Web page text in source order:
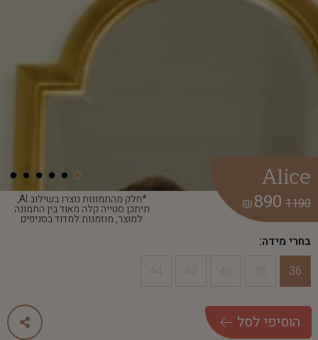
*חלק מהתמונות נוצרו בשילוב AI,
תיתכן סטייה קלה מאוד בין התמונה
למוצר, מוזמנות למדוד בסניפים
Alice
1190
890
₪
בחרי מידה:
36
הוסיפי לסל